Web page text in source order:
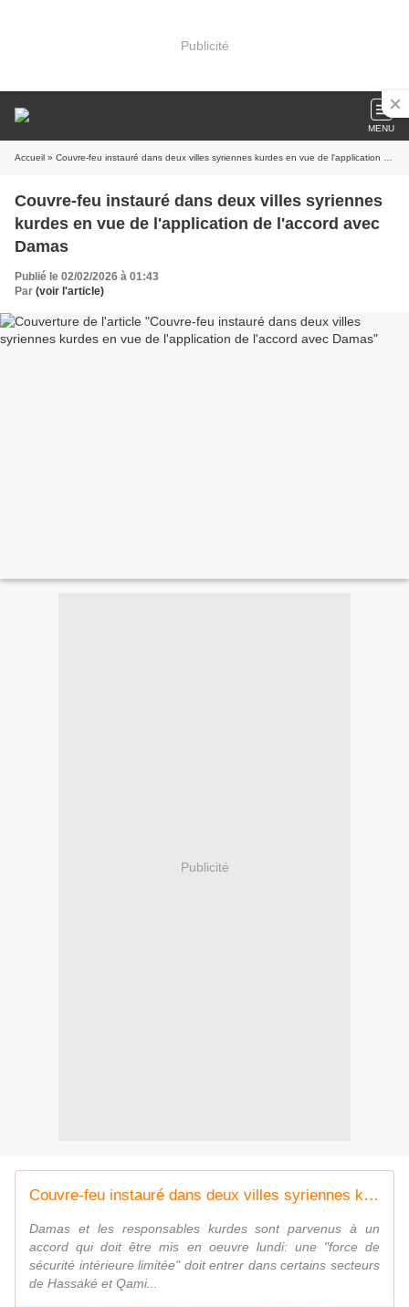
Publicité
MENU
Accueil » Couvre-feu instauré dans deux villes syriennes kurdes en vue de l'application de l'accord avec Damas
Couvre-feu instauré dans deux villes syriennes
kurdes en vue de l'application de l'accord avec
Damas
Publié le 02/02/2026 à 01:43
Par (voir l'article)
Publicité
Couvre-feu instauré dans deux villes syriennes kurdes en vue de l'application de l'accord avec Damas
Damas et les responsables kurdes sont parvenus à un
accord qui doit être mis en oeuvre lundi: une "force de
sécurité intérieure limitée" doit entrer dans certains secteurs
de Hassaké et Qami...